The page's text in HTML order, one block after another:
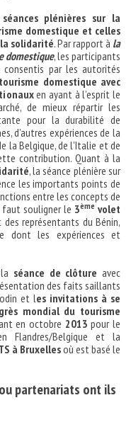
séances plénières sur la
domestique et celles
solidarité. Par rapport à la
domestique, les participants
par les autorités
domestique avec
en ayant à l’esprit le
de mieux répartir les
pour la durabilité de
d’autres expériences de la
la Belgique, de l’Italie et de
contribution. Quant à la
, la séance plénière sur
les importants points de
entre les concepts de
souligner le 3ème volet
des représentants du Bénin,
dont les expériences et
séance de clôture avec
des faits saillants
et les invitations à se
mondial du tourisme
en octobre 2013 pour le
Flandres/Belgique et la
à Bruxellesoù est basé le
partenariats ont ils